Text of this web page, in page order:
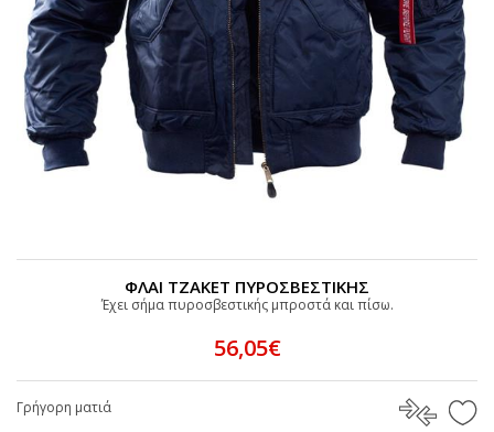
ΦΛΑΙ ΤΖΑΚΕΤ ΠΥΡΟΣΒΕΣΤΙΚΗΣ
Έχει σήμα πυροσβεστικής μπροστά και πίσω.
56,05€
Γρήγορη ματιά